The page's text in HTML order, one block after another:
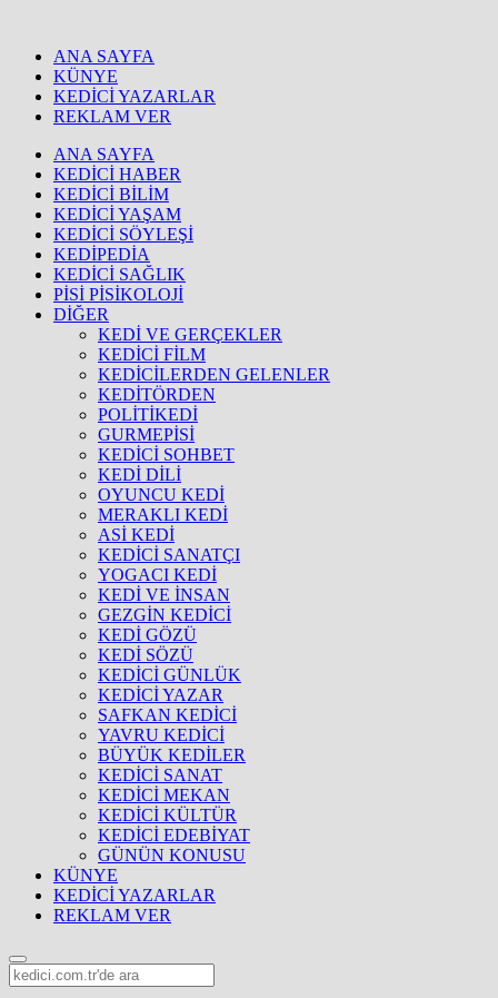
ANA SAYFA
KÜNYE
KEDİCİ YAZARLAR
REKLAM VER
ANA SAYFA
KEDİCİ HABER
KEDİCİ BİLİM
KEDİCİ YAŞAM
KEDİCİ SÖYLEŞİ
KEDİPEDİA
KEDİCİ SAĞLIK
PİSİ PİSİKOLOJİ
DİĞER
KEDİ VE GERÇEKLER
KEDİCİ FİLM
KEDİCİLERDEN GELENLER
KEDİTÖRDEN
POLİTİKEDİ
GURMEPİSİ
KEDİCİ SOHBET
KEDİ DİLİ
OYUNCU KEDİ
MERAKLI KEDİ
ASİ KEDİ
KEDİCİ SANATÇI
YOGACI KEDİ
KEDİ VE İNSAN
GEZGİN KEDİCİ
KEDİ GÖZÜ
KEDİ SÖZÜ
KEDİCİ GÜNLÜK
KEDİCİ YAZAR
SAFKAN KEDİCİ
YAVRU KEDİCİ
BÜYÜK KEDİLER
KEDİCİ SANAT
KEDİCİ MEKAN
KEDİCİ KÜLTÜR
KEDİCİ EDEBİYAT
GÜNÜN KONUSU
KÜNYE
KEDİCİ YAZARLAR
REKLAM VER